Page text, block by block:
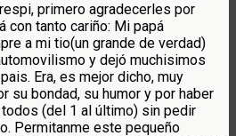
primero agradecerles por
con tanto cariño: Mi papá
a mi tio(un grande de verdad)
y dejó muchisimos
Era, es mejor dicho, muy
su bondad, su humor y por haber
(del 1 al último) sin pedir
Permitanme este pequeño